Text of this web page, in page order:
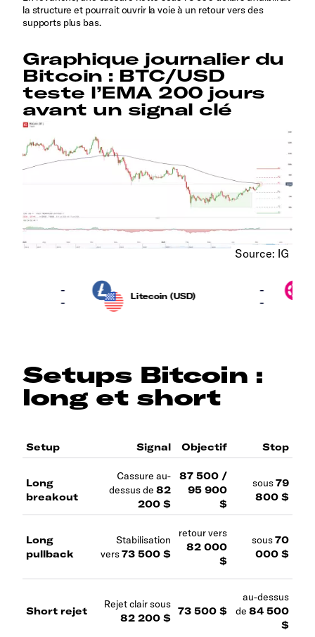
la structure et pourrait ouvrir la voie à un retour vers des
supports plus bas.
Graphique journalier du
Bitcoin : BTC/USD
teste l’EMA 200 jours
avant un signal clé
Source: IG
Setups Bitcoin :
long et short
Setup Signal Objectif Stop
Long
breakout
Cassure au-
dessus de 82
200 $
87 500 /
95 900
$
sous79
800 $
Long
pullback
Stabilisation
vers73 500 $
retour vers
82 000
$
sous70
000 $
Short rejet
Rejet clair sous
82 200 $
73 500 $
au-dessus
de 84 500
$